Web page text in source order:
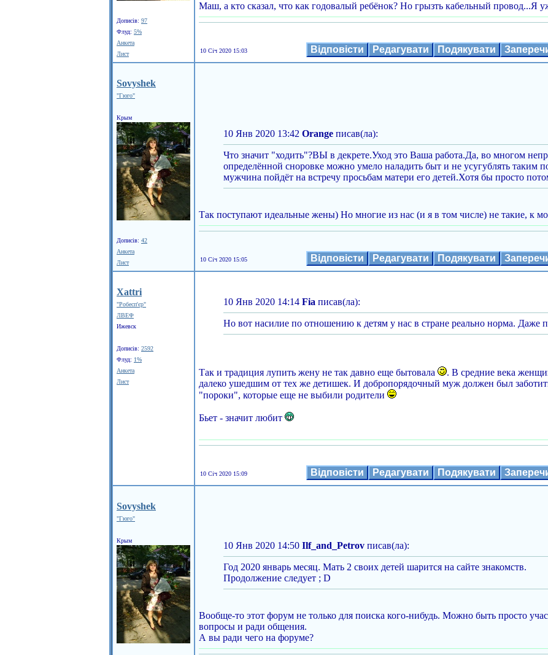
Дописів: 97
Флуд: 5%
Анкета
Лист
Маш, а кто сказал, что как годовалый ребёнок? Но грызть кабельный провод...Я
10 Січ 2020 15:03 Відповісти Редагувати Подякувати
Sovyshek
"Гюго"
Крым
Дописів: 42
Анкета
Лист
10 Янв 2020 13:42 Orange писав(ла):
Что значит "ходить"?ВЫ в декрете.Уход это Ваша работа.Да, во многом
определённой сноровке можно умело наладить быт и не усугублять
мужчина пойдёт на встречу просьбам матери его детей.Хотя бы просто
Так поступают идеальные жены) Но многие из нас (и я в том числе) не такие, к
10 Січ 2020 15:05 Відповісти Редагувати Подякувати
Xattri
"Робесп'єр"
ЛВЕФ
Ижевск
Дописів: 2592
Флуд: 1%
Анкета
Лист
10 Янв 2020 14:14 Fia писав(ла):
Но вот насилие по отношению к детям у нас в стране реально норма. Даже
Так и традиция лупить жену не так давно еще бытовала
. В средние века
далеко ушедшим от тех же детишек. И добропорядочный муж должен был
"пороки", которые еще не выбили родители
Бьет - значит любит
10 Січ 2020 15:09 Відповісти Редагувати Подякувати
Sovyshek
"Гюго"
Крым 10 Янв 2020 14:50 Ilf_and_Petrov писав(ла):
Год 2020 январь месяц. Мать 2 своих детей шарится на сайте знакомств.
Продолжение следует ; D
Вообще-то этот форум не только для поиска кого-нибудь. Можно быть просто
вопросы и ради общения.
А вы ради чего на форуме?